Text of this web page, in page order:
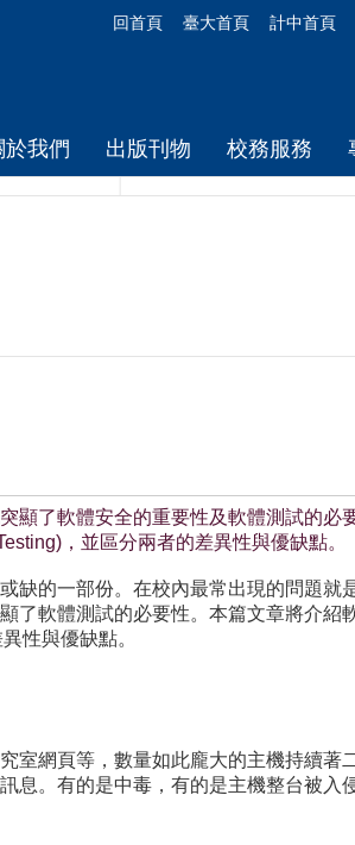
回首頁 臺大首頁 計中首頁
於我們 出版刊物 校務服務
了軟體安全的重要性及軟體測試的必
，並區分兩者的差異性與優缺點。
缺的一部份。在校內最常出現的問題就
了軟體測試的必要性。本篇文章將介紹
性與優缺點。
室網頁等，數量如此龐大的主機持續著
。有的是中毒，有的是主機整台被入